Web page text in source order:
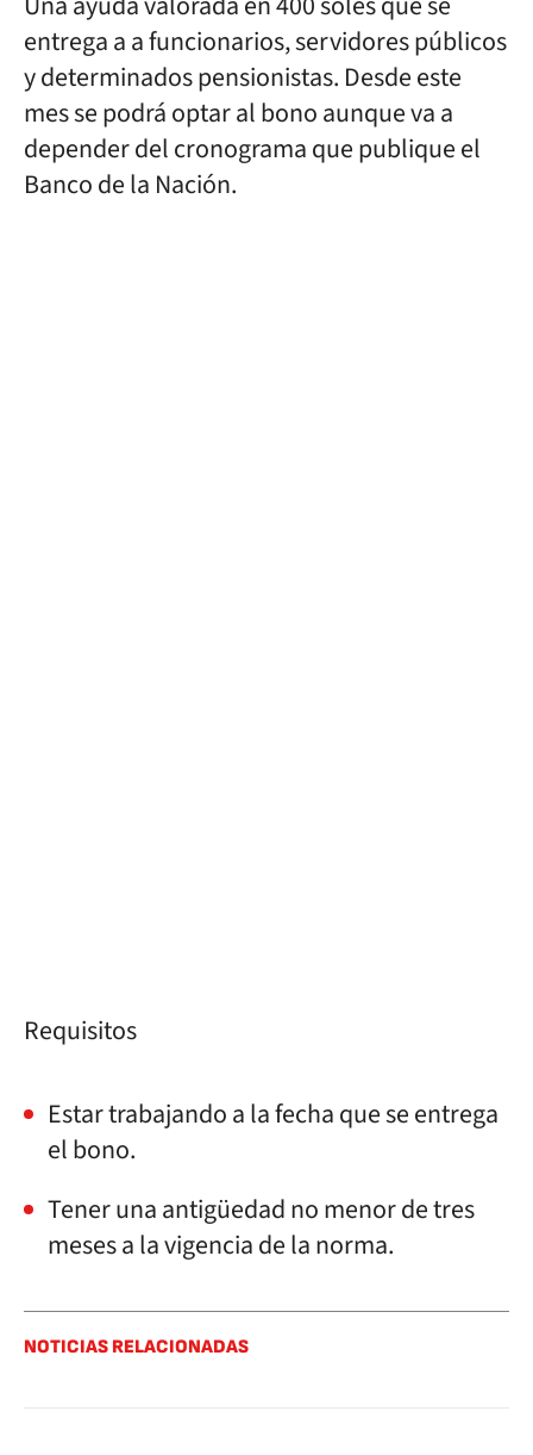
entrega a a funcionarios, servidores públicos
y determinados pensionistas. Desde este
mes se podrá optar al bono aunque va a
depender del cronograma que publique el
Banco de la Nación.
Requisitos
Estar trabajando a la fecha que se entrega
el bono.
Tener una antigüedad no menor de tres
meses a la vigencia de la norma.
NOTICIAS RELACIONADAS